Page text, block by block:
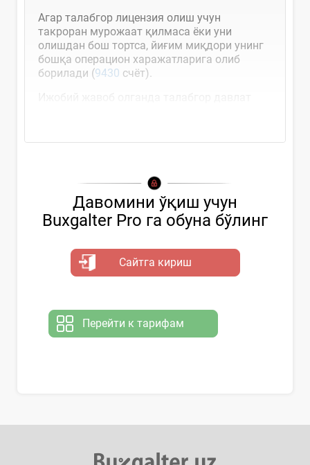
Агар талабгор лицензия олиш учун
такроран мурожаат қилмаса ёки уни
олишдан бош тортса, йиғим миқдори унинг
бошқа операцион харажатларига олиб
борилади (9430 счёт).
Давомини ўқиш учун
Buxgalter Pro га обуна бўлинг
Сайтга кириш
Перейти к тарифам